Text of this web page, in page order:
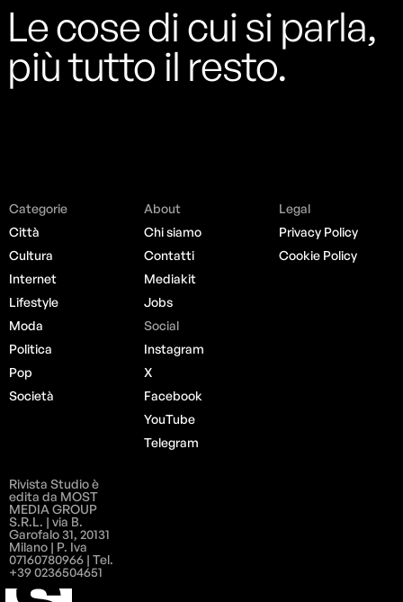
Le cose di cui si parla,
più tutto il resto.
Categorie
Città
Cultura
Internet
Lifestyle
Moda
Politica
Pop
Società
About
Chi siamo
Contatti
Mediakit
Jobs
Social
Instagram
X
Facebook
YouTube
Telegram
Legal
Privacy Policy
Cookie Policy
Rivista Studio è
edita da MOST
MEDIA GROUP
S.R.L. | via B.
Garofalo 31, 20131
Milano | P. Iva
07160780966 | Tel.
+39 0236504651